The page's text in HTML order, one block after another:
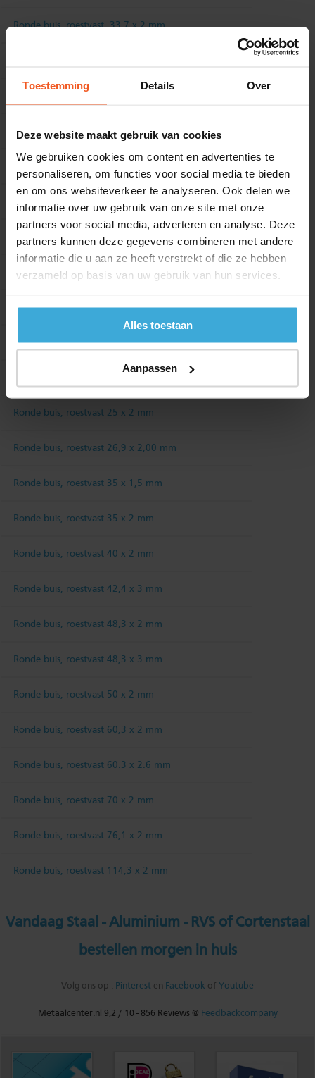
Toestemming Details Over
Deze website maakt gebruik van cookies
We gebruiken cookies om content en advertenties te
personaliseren, om functies voor social media te bieden
en om ons websiteverkeer te analyseren. Ook delen we
informatie over uw gebruik van onze site met onze
partners voor social media, adverteren en analyse. Deze
partners kunnen deze gegevens combineren met andere
informatie die u aan ze heeft verstrekt of die ze hebben
verzameld op basis van uw gebruik van hun services.
Alles toestaan
Aanpassen
Ronde buis, roestvast, 33,7 x 2 mm
Ronde buis, roestvast 12 x 1,5 mm
Ronde buis, roestvast 16 x 1,5 mm
Ronde buis, roestvast 20 x 2 mm
Ronde buis, roestvast 21,3 x 2 mm
Ronde buis, roestvast 22 x 1,5 mm
Ronde buis, roestvast 22 x 2 mm
Ronde buis, roestvast 25 x 2 mm
Ronde buis, roestvast 26,9 x 2,00 mm
Ronde buis, roestvast 35 x 1,5 mm
Ronde buis, roestvast 35 x 2 mm
Ronde buis, roestvast 40 x 2 mm
Ronde buis, roestvast 42,4 x 3 mm
Ronde buis, roestvast 48,3 x 2 mm
Ronde buis, roestvast 48,3 x 3 mm
Ronde buis, roestvast 50 x 2 mm
Ronde buis, roestvast 60,3 x 2 mm
Ronde buis, roestvast 60.3 x 2.6 mm
Ronde buis, roestvast 70 x 2 mm
Ronde buis, roestvast 76,1 x 2 mm
Ronde buis, roestvast 114,3 x 2 mm
Vandaag Staal - Aluminium - RVS of Cortenstaal
bestellen morgen in huis
Volg ons op : Pinterest en Facebook of Youtube
Metaalcenter.nl 9,2 / 10 -856 Reviews @ Feedbackcompany